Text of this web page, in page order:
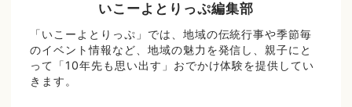
いこーよとりっぷ編集部
「いこーよとりっぷ」では、地域の伝統行事や季節毎
のイベント情報など、地域の魅力を発信し、親子にと
って「10年先も思い出す」おでかけ体験を提供してい
きます。